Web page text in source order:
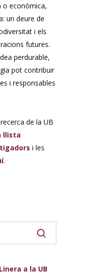
o econòmica,
un deure de
i els
futures.
perdurable,
pot contribuir
i responsables
de la UB
llista
i les
.
a la UB